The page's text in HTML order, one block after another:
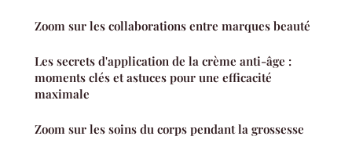
Zoom sur les collaborations entre marques beauté
Les secrets d'application de la crème anti-âge :
moments clés et astuces pour une efficacité
maximale
Zoom sur les soins du corps pendant la grossesse